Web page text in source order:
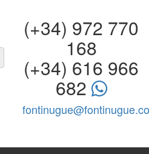
(+34) 972 770
168
(+34) 616 966
682